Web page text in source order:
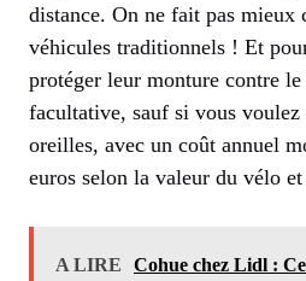
distance. On ne fait pas mieux
véhicules traditionnels ! Et
protéger leur monture contre le
facultative, sauf si vous
oreilles, avec un coût annuel
euros selon la valeur du vélo
A LIRE
Cohue chez Lidl :